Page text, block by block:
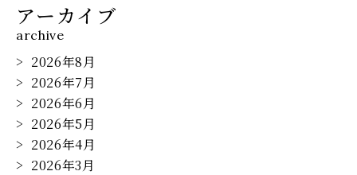
アーカイブ
archive
2026年8月
2026年7月
2026年6月
2026年5月
2026年4月
2026年3月